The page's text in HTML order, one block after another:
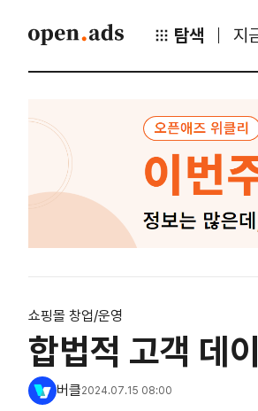
탐색 지
쇼핑몰 창업/운영
합법적 고객 데
버클2024.07.15 08:00